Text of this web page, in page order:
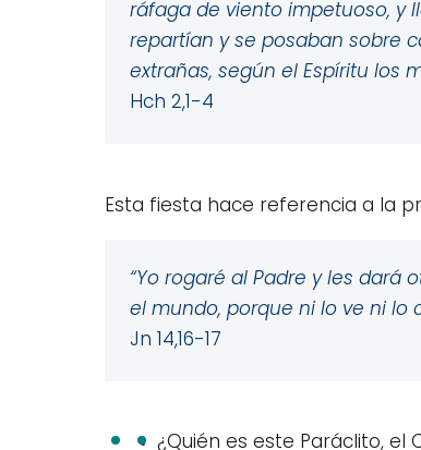
ráfaga de viento impetuoso, y
repartían y se posaban sobre
extrañas, según el Espíritu los
Hch 2,1-4
Esta fiesta hace referencia a la
“Yo rogaré al Padre y les dará
el mundo, porque ni lo ve ni lo
Jn 14,16-17
¿Quién es este Paráclito, el